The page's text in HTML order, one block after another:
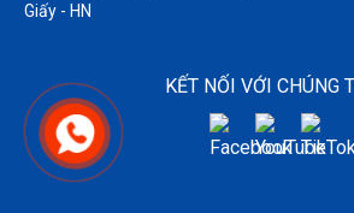
Giấy - HN
KẾT NỐI VỚI CHÚNG